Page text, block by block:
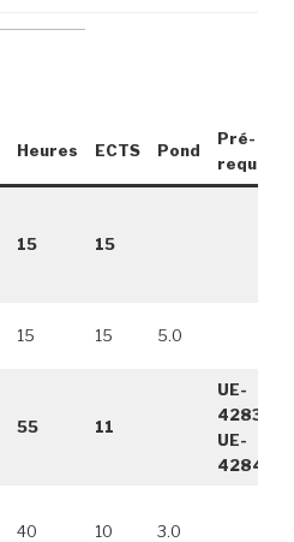
Heures ECTS Pond
Pré-
requis
15 15
15 15 5.0
55 11
UE-
4283,
UE-
4284
40
10
3.0